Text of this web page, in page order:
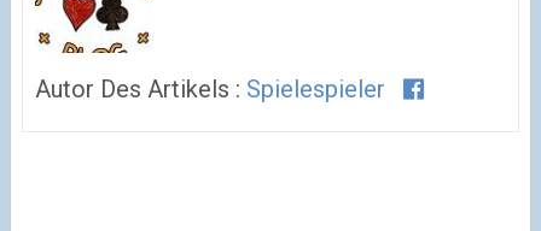
Autor Des Artikels : Spielespieler